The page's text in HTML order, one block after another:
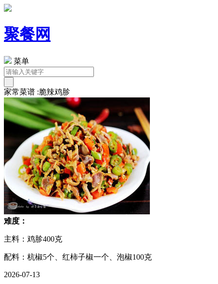
聚餐网
菜单
家常菜谱 :脆辣鸡胗
难度：
主料：鸡胗400克
配料：杭椒5个、红柿子椒一个、泡椒100克
2026-07-13